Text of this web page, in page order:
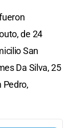
de 24
San
Da Silva, 25
Pedro,